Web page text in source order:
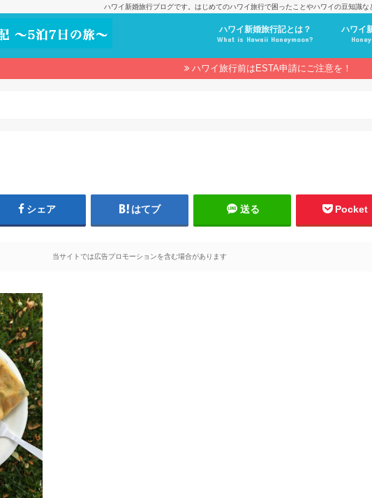
ハワイ新婚旅行ブログです。はじめてのハワイ旅行で困ったことやハワイの豆知識な
ハワイ新婚旅行記とは？
What is Hawaii Honeymoon?
ハワイ
ハワイ旅行前はESTA申請にご注意を！
シェア はてブ 送る Pocket
当サイトでは広告プロモーションを含む場合があります